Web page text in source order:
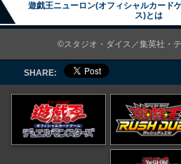
遊戯王ニューロン(オフィシャルカード
ス)とは
©スタジオ・ダイス／集英社・
SHARE: